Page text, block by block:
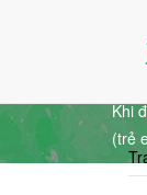
Khi
(trẻ